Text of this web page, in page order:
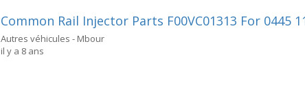
Common Rail Injector Parts F00VC01313 For 0445
Autres véhicules - Mbour
il y a 8 ans